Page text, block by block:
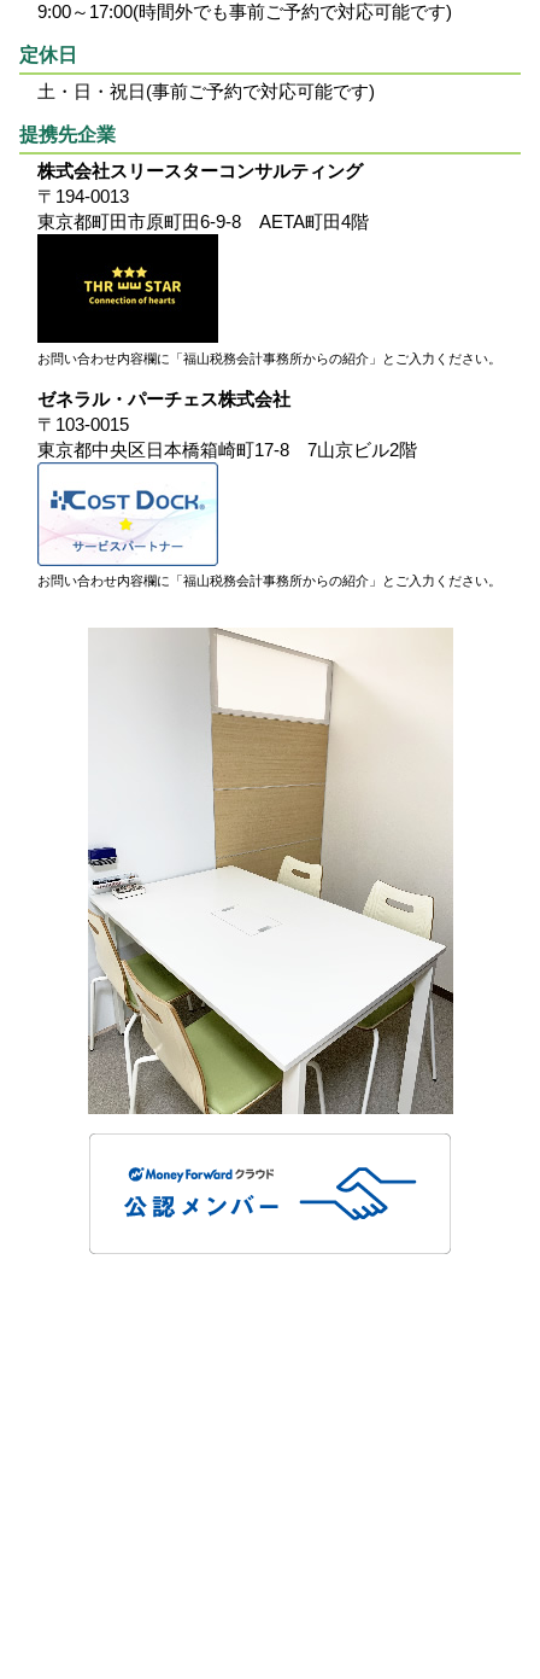
9:00～17:00(時間外でも事前ご予約で対応可能です)
定休日
土・日・祝日(事前ご予約で対応可能です)
提携先企業
株式会社スリースターコンサルティング
〒194-0013
東京都町田市原町田6-9-8 AETA町田4階
お問い合わせ内容欄に「福山税務会計事務所からの紹介」とご入力ください。
ゼネラル・パーチェス株式会社
〒103-0015
東京都中央区日本橋箱崎町17-8 7山京ビル2階
お問い合わせ内容欄に「福山税務会計事務所からの紹介」とご入力ください。